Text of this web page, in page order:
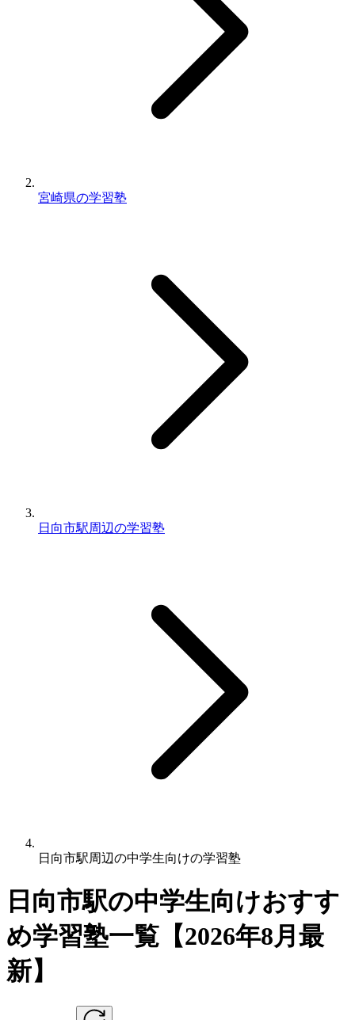
宮崎県の学習塾
日向市駅周辺の学習塾
日向市駅周辺の中学生向けの学習塾
日向市駅の中学生向けおすす
め学習塾一覧【2026年8月最
新】